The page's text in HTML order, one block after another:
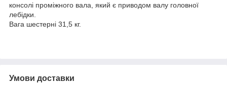
консолі проміжного вала, який є приводом валу головної
лебідки.
Вага шестерні 31,5 кг.
Умови доставки